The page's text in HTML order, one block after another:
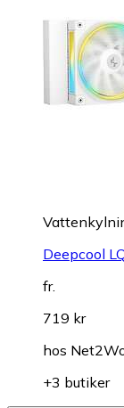
Deepcool
fr.
719 kr
hos
+3 butiker